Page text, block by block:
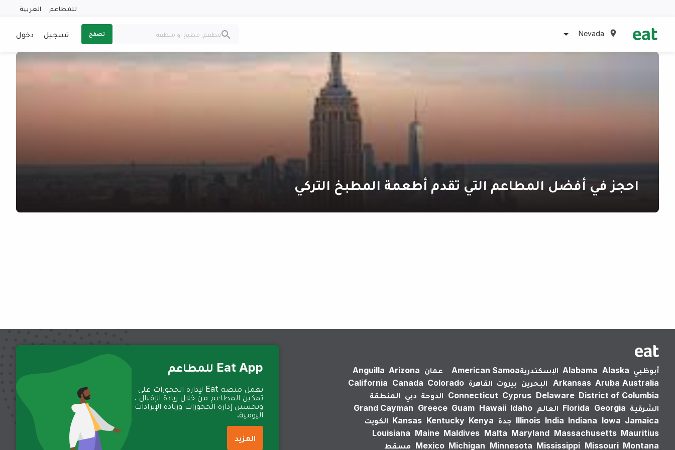
للمطاعم العربية
Nevada تصفح تسجيل دخول
احجز في أفضل المطاعم التي تقدم أطعمة المطبخ التركي
أبوظبي Alabama Alaska الإسكندرية‎American Samoa عمان Anguilla Arizona
Arkansas Aruba Australia البحرين بيروت القاهرة California Canada Colorado
Connecticut Cyprus Delaware District of Columbia الدوحة دبي المنطقة
الشرقية
Florida Georgia العالم Grand Cayman Greece Guam Hawaii Idaho
Illinois India Indiana Iowa Jamaica جدة Kansas Kentucky Kenya
الكويت
Louisiana Maine Maldives Malta Maryland Massachusetts Mauritius
Mexico Michigan Minnesota Mississippi Missouri Montana مسقط
Eat App للمطاعم
تعمل منصة Eat لإدارة الحجوزات على
تمكين المطاعم من خلال زيادة الإقبال ،
وتحسين إدارة الحجوزات وزيادة الإيرادات
اليومية.
المزيد